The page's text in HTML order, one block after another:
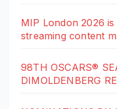
MIP London 2026
streaming content
98TH OSCARS®
DIMOLDENBERG